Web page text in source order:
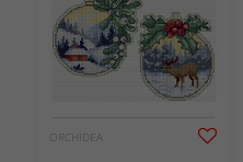
ORCHIDEA